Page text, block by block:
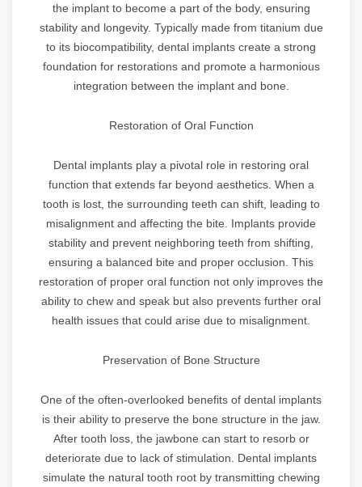
the implant to become a part of the body, ensuring
stability and longevity. Typically made from titanium due
to its biocompatibility, dental implants create a strong
foundation for restorations and promote a harmonious
integration between the implant and bone.
Restoration of Oral Function
Dental implants play a pivotal role in restoring oral
function that extends far beyond aesthetics. When a
tooth is lost, the surrounding teeth can shift, leading to
misalignment and affecting the bite. Implants provide
stability and prevent neighboring teeth from shifting,
ensuring a balanced bite and proper occlusion. This
restoration of proper oral function not only improves the
ability to chew and speak but also prevents further oral
health issues that could arise due to misalignment.
Preservation of Bone Structure
One of the often-overlooked benefits of dental implants
is their ability to preserve the bone structure in the jaw.
After tooth loss, the jawbone can start to resorb or
deteriorate due to lack of stimulation. Dental implants
simulate the natural tooth root by transmitting chewing